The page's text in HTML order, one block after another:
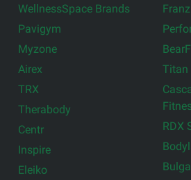
WellnessSpace Brands
Pavigym
Myzone
Airex
TRX
Therabody
Centr
Inspire
Eleiko
Titan
RDX